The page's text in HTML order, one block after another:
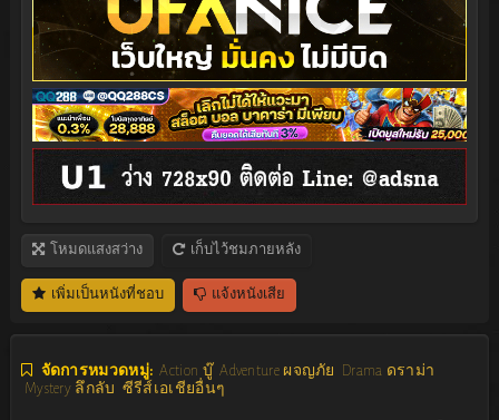
โหมดแสงสว่าง เก็บไว้ชมภายหลัง
เพิ่มเป็นหนังที่ชอบ แจ้งหนังเสีย
จัดการหมวดหมู่: Action บู๊ Adventure ผจญภัย
Drama ดราม่า
Mystery ลึกลับ ซีรีส์เอเชียอื่นๆ